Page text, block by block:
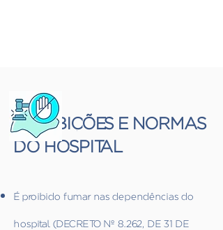
PROIBIÇÕES E NORMAS
DO HOSPITAL
É proibido fumar nas dependências do
hospital (DECRETO Nº 8.262, DE 31 DE